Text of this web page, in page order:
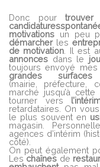
Donc pourtrouver
candidatures
motivations un peu
démarcherles
de motivation. Il est
annonces dans le
toujours envoyé
grandes surfaces
(mairie, préfecture,
marché jusqu’à cette
tourner vers
retardataires. On
le plus souvent en
magasin.
agences d’intérim
côté).
On peut également
Leschaînes de